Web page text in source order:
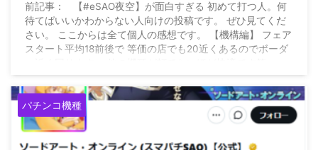
前記事： 【#eSAO夜空】が面白すぎる 初めて打つ人。何
待てばいいかわからない人向けの投稿です。 ぜひ見てくだ
さい。 ここからは全て個人の感想です。 【機構編】 フェア
スタート平均18前後で 等価の店でも20近くあるのでボーダ
パチンコ機種